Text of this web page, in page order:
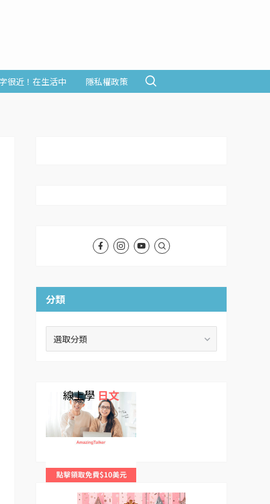
很近！在生活中 隱私權政策
分類
線上學 日文